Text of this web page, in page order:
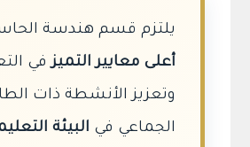
يلتزم قسم هندسة
أعلى معايير التميزفي
وتعزيز الأنشطة ذات
الجماعي في البيئة